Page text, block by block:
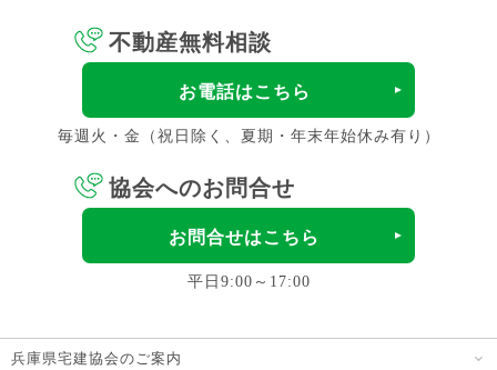
不動産無料相談
お電話はこちら
毎週火・金（祝日除く、夏期・年末年始休み有り）
協会へのお問合せ
お問合せはこちら
平日9:00～17:00
兵庫県宅建協会のご案内